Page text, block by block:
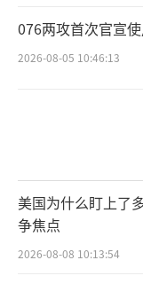
076两攻首次官宣使
2026-08-05 10:46:13
美国为什么盯上了
争焦点
2026-08-08 10:13:54